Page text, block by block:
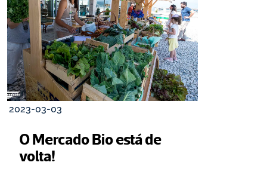
2023-03-03
O Mercado Bio está de
volta!